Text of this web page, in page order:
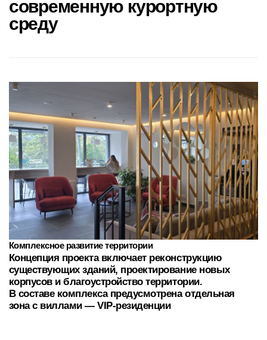
В составе комплекса предусмотрена отдельная
зона с виллами — VIP-резиденции
Ландшафт и рекреационная среда
Генеральный план предусматривает множество
разнообразных рекреационных зон. Среди них —
flat-gardens: индивидуальные зеленые участки